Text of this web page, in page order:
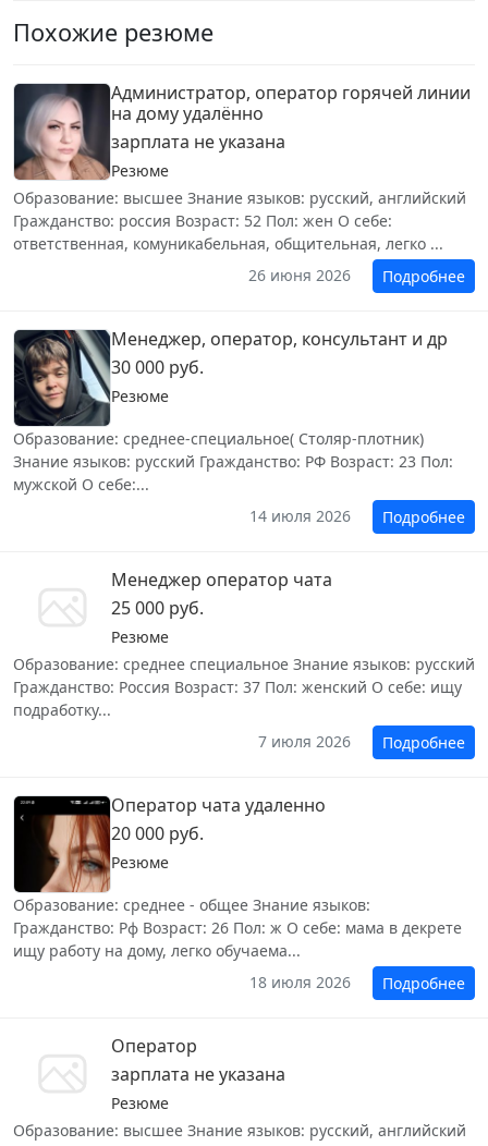
Похожие резюме
Администратор, оператор горячей линии
на дому удалëнно
зарплата не указана
Резюме
Образование: высшее Знание языков: русский, английский
Гражданство: россия Возраст: 52 Пол: жен О себе:
ответственная, комуникабельная, общительная, легко ...
26 июня 2026
Подробнее
Менеджер, оператор, консультант и др
30 000 руб.
Резюме
Образование: среднее-специальное( Столяр-плотник)
Знание языков: русский Гражданство: РФ Возраст: 23 Пол:
мужской О себе:...
14 июля 2026
Подробнее
Менеджер оператор чата
25 000 руб.
Резюме
Образование: среднее специальное Знание языков: русский
Гражданство: Россия Возраст: 37 Пол: женский О себе: ищу
подработку...
7 июля 2026
Подробнее
Оператор чата удаленно
20 000 руб.
Резюме
Образование: среднее - общее Знание языков:
Гражданство: Рф Возраст: 26 Пол: ж О себе: мама в декрете
ищу работу на дому, легко обучаема...
18 июля 2026
Подробнее
Оператор
зарплата не указана
Резюме
Образование: высшее Знание языков: русский, английский